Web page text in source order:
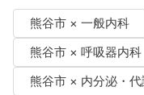
熊谷市 × 一般内科
熊谷市 × 呼吸器内科
熊谷市 × 内分泌・